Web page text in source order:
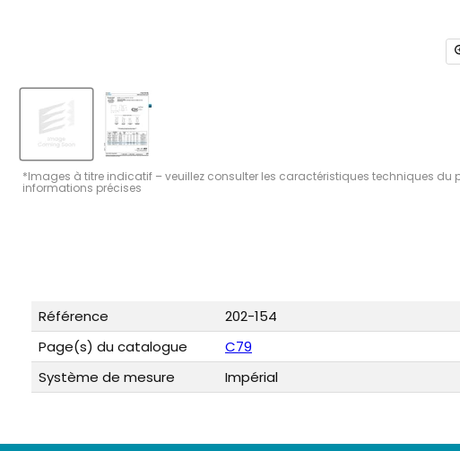
*Images à titre indicatif – veuillez consulter les caractéristiques techniques du
informations précises
Référence
202-154
Page(s) du catalogue
C79
Système de mesure
Impérial